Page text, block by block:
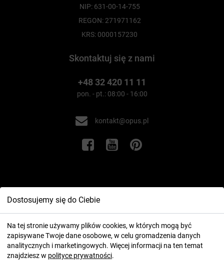
Dostosujemy się do Ciebie
Na tej stronie używamy plików cookies, w których mogą być
zapisywane Twoje dane osobowe, w celu gromadzenia danych
analitycznych i marketingowych. Więcej informacji na ten temat
znajdziesz w polityce prywatności.
NIP: 631-00-14-755
REGON: 271971162
KRS: 0000157230
Skontaktuj się z nami
+48 32 420 11 11
pon. - pt.: 08:00 - 16:00
kontakt@opus.pl
Informacje
Twoje konto